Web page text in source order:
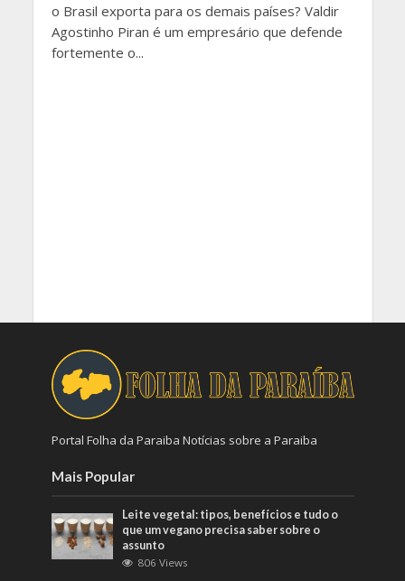
o Brasil exporta para os demais países? Valdir
Agostinho Piran é um empresário que defende
fortemente o...
Portal Folha da Paraiba Notícias sobre a Paraiba
Mais Popular
Leite vegetal: tipos, benefícios e tudo o
que um vegano precisa saber sobre o
assunto
806 Views